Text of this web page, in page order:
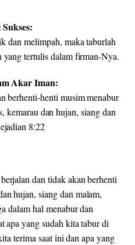
dan melimpah, maka taburlah
yang tertulis dalam firman-Nya.
Akar Iman:
berhenti-henti musim menabur
kemarau dan hujan, siang dan
8:22
dan tidak akan berhenti
hujan, siang dan malam,
dalam hal menabur dan
apa yang sudah kita tabur di
terima saat ini dan apa yang